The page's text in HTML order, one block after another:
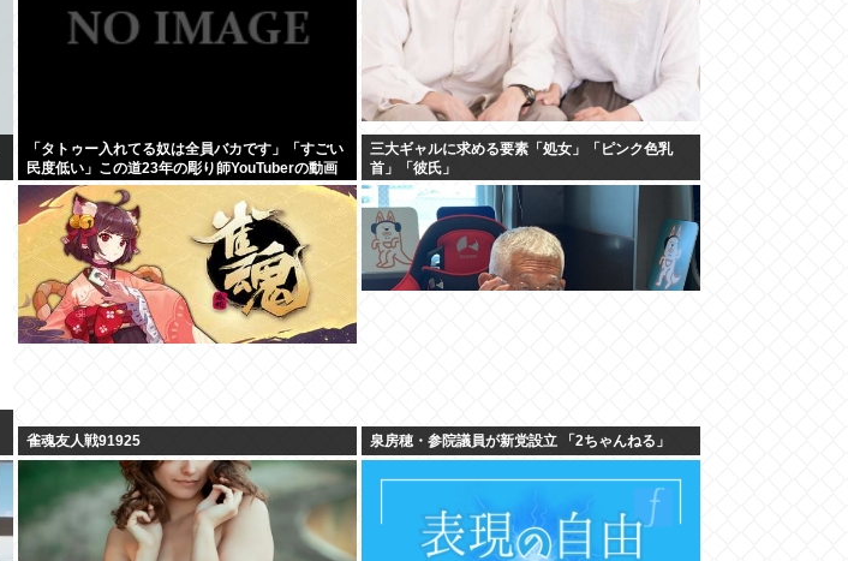
「タトゥー入れてる奴は全員バカです」「すごい
民度低い」この道23年の彫り師YouTuberの動画
が話題
三大ギャルに求める要素「処女」「ピンク色乳
首」「彼氏」
雀魂友人戦91925 泉房穂・参院議員が新党設立 「2ちゃんねる」